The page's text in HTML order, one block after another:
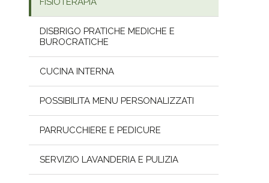
DISBRIGO PRATICHE MEDICHE E
BUROCRATICHE
CUCINA INTERNA
POSSIBILITA MENU PERSONALIZZATI
PARRUCCHIERE E PEDICURE
SERVIZIO LAVANDERIA E PULIZIA